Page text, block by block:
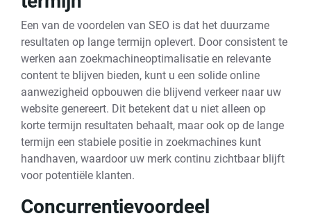
Een van de voordelen van SEO is dat het duurzame
resultaten op lange termijn oplevert. Door consistent te
werken aan zoekmachineoptimalisatie en relevante
content te blijven bieden, kunt u een solide online
aanwezigheid opbouwen die blijvend verkeer naar uw
website genereert. Dit betekent dat u niet alleen op
korte termijn resultaten behaalt, maar ook op de lange
termijn een stabiele positie in zoekmachines kunt
handhaven, waardoor uw merk continu zichtbaar blijft
voor potentiële klanten.
Concurrentievoordeel